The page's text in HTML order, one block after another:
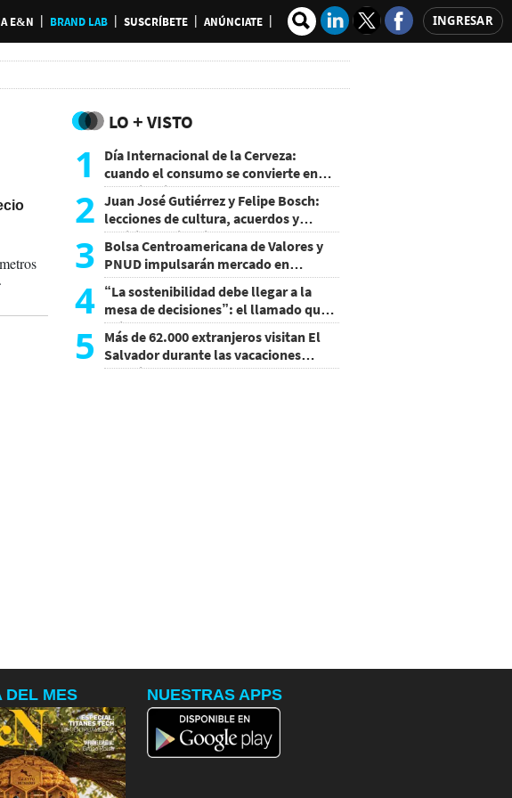
E&N BRAND LAB SUSCRÍBETE ANÚNCIATE INGRESAR
LO + VISTO
1
Día Internacional de la Cerveza:
cuando el consumo se convierte en
experiencia
2 Juan José Gutiérrez y Felipe Bosch:
lecciones de cultura, acuerdos y
decisiones sin miedo
3 Bolsa Centroamericana de Valores y
PNUD impulsarán mercado en
Honduras
4 “La sostenibilidad debe llegar a la
mesa de decisiones”: el llamado que
deja CentraRSE
5
Más de 62.000 extranjeros visitan El
Salvador durante las vacaciones
agostinas
DEL MES NUESTRAS APPS